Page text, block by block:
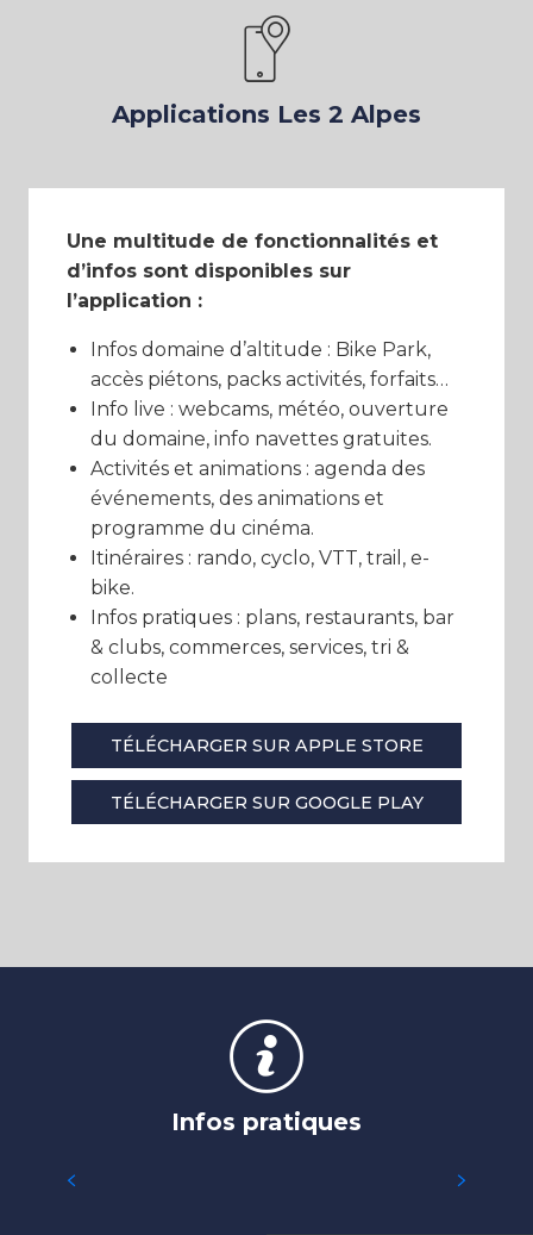
Applications Les 2 Alpes
Une multitude de fonctionnalités et
d’infos sont disponibles sur
l’application :
Infos domaine d’altitude : Bike Park,
accès piétons, packs activités, forfaits…
Info live : webcams, météo, ouverture
du domaine, info navettes gratuites.
Activités et animations : agenda des
événements, des animations et
programme du cinéma.
Itinéraires : rando, cyclo, VTT, trail, e-
bike.
Infos pratiques : plans, restaurants, bar
& clubs, commerces, services, tri &
collecte
TÉLÉCHARGER SUR APPLE STORE
TÉLÉCHARGER SUR GOOGLE PLAY
Infos pratiques